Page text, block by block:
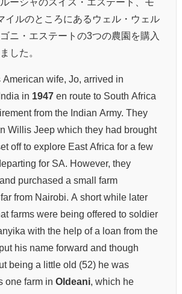
イルのところにあるウェル・ウェル
ニ・エステートの3つの農園を購入
した。
wife, Jo, arrived in
in 1947 en route to South Africa
from the Indian Army. They
Willis Jeep which they had brought
off to explore East Africa for a few
for SA. However, they
purchased a small farm
from Nairobi. A short while later
farms were being offered to soldier
with the help of a loan from the
his name forward and though
being a little old (52) he was
one farm in Oldeani , which he